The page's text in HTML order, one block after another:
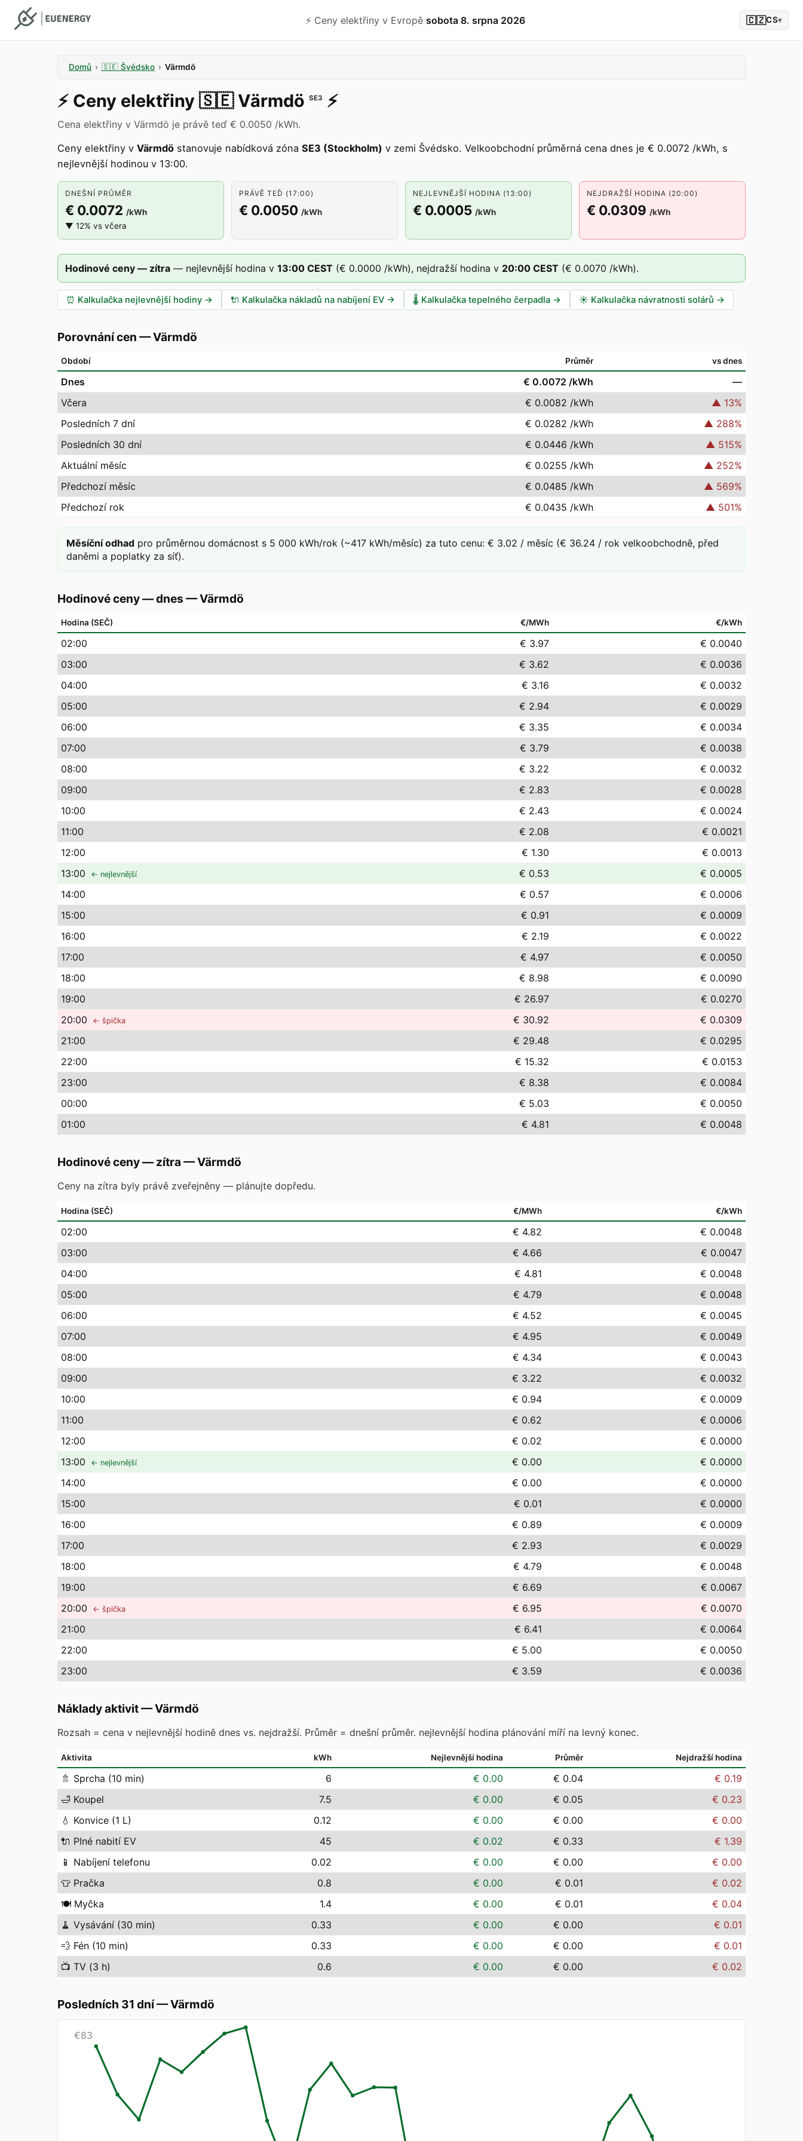
⚡️ Ceny elektřiny v Evropě sobota 8. srpna 2026 🇨🇿CS▾
Domů › 🇸🇪 Švédsko › Värmdö
⚡️ Ceny elektřiny 🇸🇪 Värmdö SE3 ⚡️
Cena elektřiny v Värmdö je právě teď € 0.0050 /kWh.
Ceny elektřiny v Värmdö stanovuje nabídková zóna SE3 (Stockholm) v zemi Švédsko. Velkoobchodní průměrná cena dnes je € 0.0072 /kWh, s
nejlevnější hodinou v 13:00.
DNEŠNÍ PRŮMĚR
€ 0.0072 /kWh
▼ 12% vs včera
PRÁVĚ TEĎ (17:00)
€ 0.0050 /kWh
NEJLEVNĚJŠÍ HODINA (13:00)
€ 0.0005 /kWh
NEJDRAŽŠÍ HODINA (20:00)
€ 0.0309 /kWh
Hodinové ceny — zítra — nejlevnější hodina v 13:00 CEST (€ 0.0000 /kWh), nejdražší hodina v 20:00 CEST (€ 0.0070 /kWh).
⏰ Kalkulačka nejlevnější hodiny → 🔌 Kalkulačka nákladů na nabíjení EV → 🌡️ Kalkulačka tepelného čerpadla → ☀️ Kalkulačka návratnosti solárů →
Porovnání cen —Värmdö
Období Průměr vs dnes
Dnes € 0.0072 /kWh
—
Včera
€ 0.0082 /kWh ▲ 13%
Posledních 7 dní
€ 0.0282 /kWh ▲ 288%
Posledních 30 dní
€ 0.0446 /kWh ▲ 515%
Aktuální měsíc
€ 0.0255 /kWh ▲ 252%
Předchozí měsíc
€ 0.0485 /kWh ▲ 569%
Předchozí rok
€ 0.0435 /kWh ▲ 501%
Měsíční odhad pro průměrnou domácnost s 5 000 kWh/rok (~417 kWh/měsíc) za tuto cenu: € 3.02 / měsíc (€ 36.24 / rok velkoobchodně, před
daněmi a poplatky za síť).
Hodinové ceny — dnes —Värmdö
Hodina (SEČ) €/MWh €/kWh
02:00 € 3.97
€ 0.0040
03:00 € 3.62
€ 0.0036
04:00 € 3.16
€ 0.0032
05:00 € 2.94
€ 0.0029
06:00 € 3.35
€ 0.0034
07:00 € 3.79
€ 0.0038
08:00 € 3.22
€ 0.0032
09:00 € 2.83
€ 0.0028
10:00 € 2.43
€ 0.0024
11:00 € 2.08
€ 0.0021
12:00 € 1.30
€ 0.0013
13:00 ← nejlevnější € 0.53
€ 0.0005
14:00 € 0.57
€ 0.0006
15:00 € 0.91
€ 0.0009
16:00 € 2.19
€ 0.0022
17:00 € 4.97
€ 0.0050
18:00 € 8.98
€ 0.0090
19:00 € 26.97
€ 0.0270
20:00 ← špička € 30.92
€ 0.0309
21:00 € 29.48
€ 0.0295
22:00 € 15.32
€ 0.0153
23:00 € 8.38
€ 0.0084
00:00 € 5.03
€ 0.0050
01:00 € 4.81 € 0.0048
Hodinové ceny — zítra —Värmdö
Ceny na zítra byly právě zveřejněny — plánujte dopředu.
Hodina (SEČ) €/MWh €/kWh
02:00 € 4.82
€ 0.0048
03:00 € 4.66
€ 0.0047
04:00 € 4.81
€ 0.0048
05:00 € 4.79
€ 0.0048
06:00 € 4.52
€ 0.0045
07:00 € 4.95
€ 0.0049
08:00 € 4.34
€ 0.0043
09:00 € 3.22
€ 0.0032
10:00 € 0.94
€ 0.0009
11:00 € 0.62
€ 0.0006
12:00 € 0.02
€ 0.0000
13:00 ← nejlevnější € 0.00
€ 0.0000
14:00 € 0.00
€ 0.0000
15:00 € 0.01
€ 0.0000
16:00 € 0.89
€ 0.0009
17:00 € 2.93
€ 0.0029
18:00 € 4.79
€ 0.0048
19:00 € 6.69
€ 0.0067
20:00 ← špička € 6.95
€ 0.0070
21:00 € 6.41
€ 0.0064
22:00 € 5.00
€ 0.0050
23:00 € 3.59 € 0.0036
Náklady aktivit—Värmdö
Rozsah = cena v nejlevnější hodině dnes vs. nejdražší. Průměr = dnešní průměr. nejlevnější hodina plánování míří na levný konec.
Aktivita kWh Nejlevnější hodina Průměr Nejdražší hodina
🚿 Sprcha (10 min) 6 € 0.00 € 0.04
€ 0.19
🛁 Koupel 7.5 € 0.00 € 0.05
€ 0.23
💧 Konvice (1 L) 0.12 € 0.00 € 0.00
€ 0.00
🔌 Plné nabití EV 45 € 0.02 € 0.33
€ 1.39
📱 Nabíjení telefonu 0.02 € 0.00 € 0.00
€ 0.00
👕 Pračka 0.8 € 0.00 € 0.01
€ 0.02
🍽️ Myčka 1.4 € 0.00 € 0.01
€ 0.04
🧹 Vysávání (30 min) 0.33 € 0.00 € 0.00
€ 0.01
💨 Fén (10 min) 0.33 € 0.00 € 0.00
€ 0.01
📺 TV (3 h) 0.6 € 0.00 € 0.00 € 0.02
Posledních 31 dní—Värmdö
€83